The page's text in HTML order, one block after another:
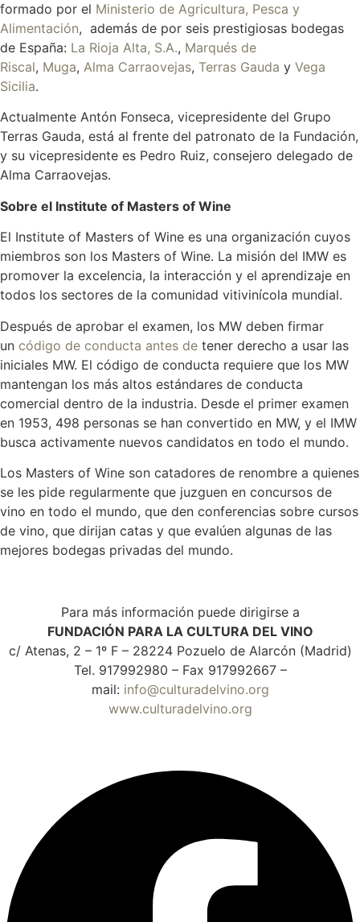
formado por el Ministerio de Agricultura, Pesca y
Alimentación, además de por seis prestigiosas bodegas
de España: La Rioja Alta, S.A., Marqués de
Riscal, Muga, Alma Carraovejas, Terras Gauda y Vega
Sicilia.
Actualmente Antón Fonseca, vicepresidente del Grupo
Terras Gauda, está al frente del patronato de la Fundación,
y su vicepresidente es Pedro Ruiz, consejero delegado de
Alma Carraovejas.
Sobre el Institute of Masters of Wine
El Institute of Masters of Wine es una organización cuyos
miembros son los Masters of Wine. La misión del IMW es
promover la excelencia, la interacción y el aprendizaje en
todos los sectores de la comunidad vitivinícola mundial.
Después de aprobar el examen, los MW deben firmar
un código de conducta antes de tener derecho a usar las
iniciales MW. El código de conducta requiere que los MW
mantengan los más altos estándares de conducta
comercial dentro de la industria. Desde el primer examen
en 1953, 498 personas se han convertido en MW, y el IMW
busca activamente nuevos candidatos en todo el mundo.
Los Masters of Wine son catadores de renombre a quienes
se les pide regularmente que juzguen en concursos de
vino en todo el mundo, que den conferencias sobre cursos
de vino, que dirijan catas y que evalúen algunas de las
mejores bodegas privadas del mundo.
Para más información puede dirigirse a
FUNDACIÓN PARA LA CULTURA DEL VINO
c/ Atenas, 2 – 1º F – 28224 Pozuelo de Alarcón (Madrid)
Tel. 917992980 – Fax 917992667 –
mail: info@culturadelvino.org
www.culturadelvino.org